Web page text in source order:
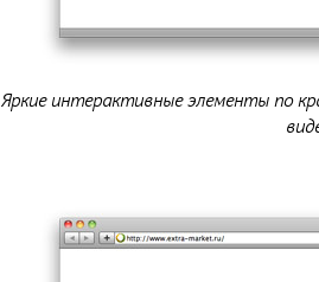
Яркие интерактивные элементы по